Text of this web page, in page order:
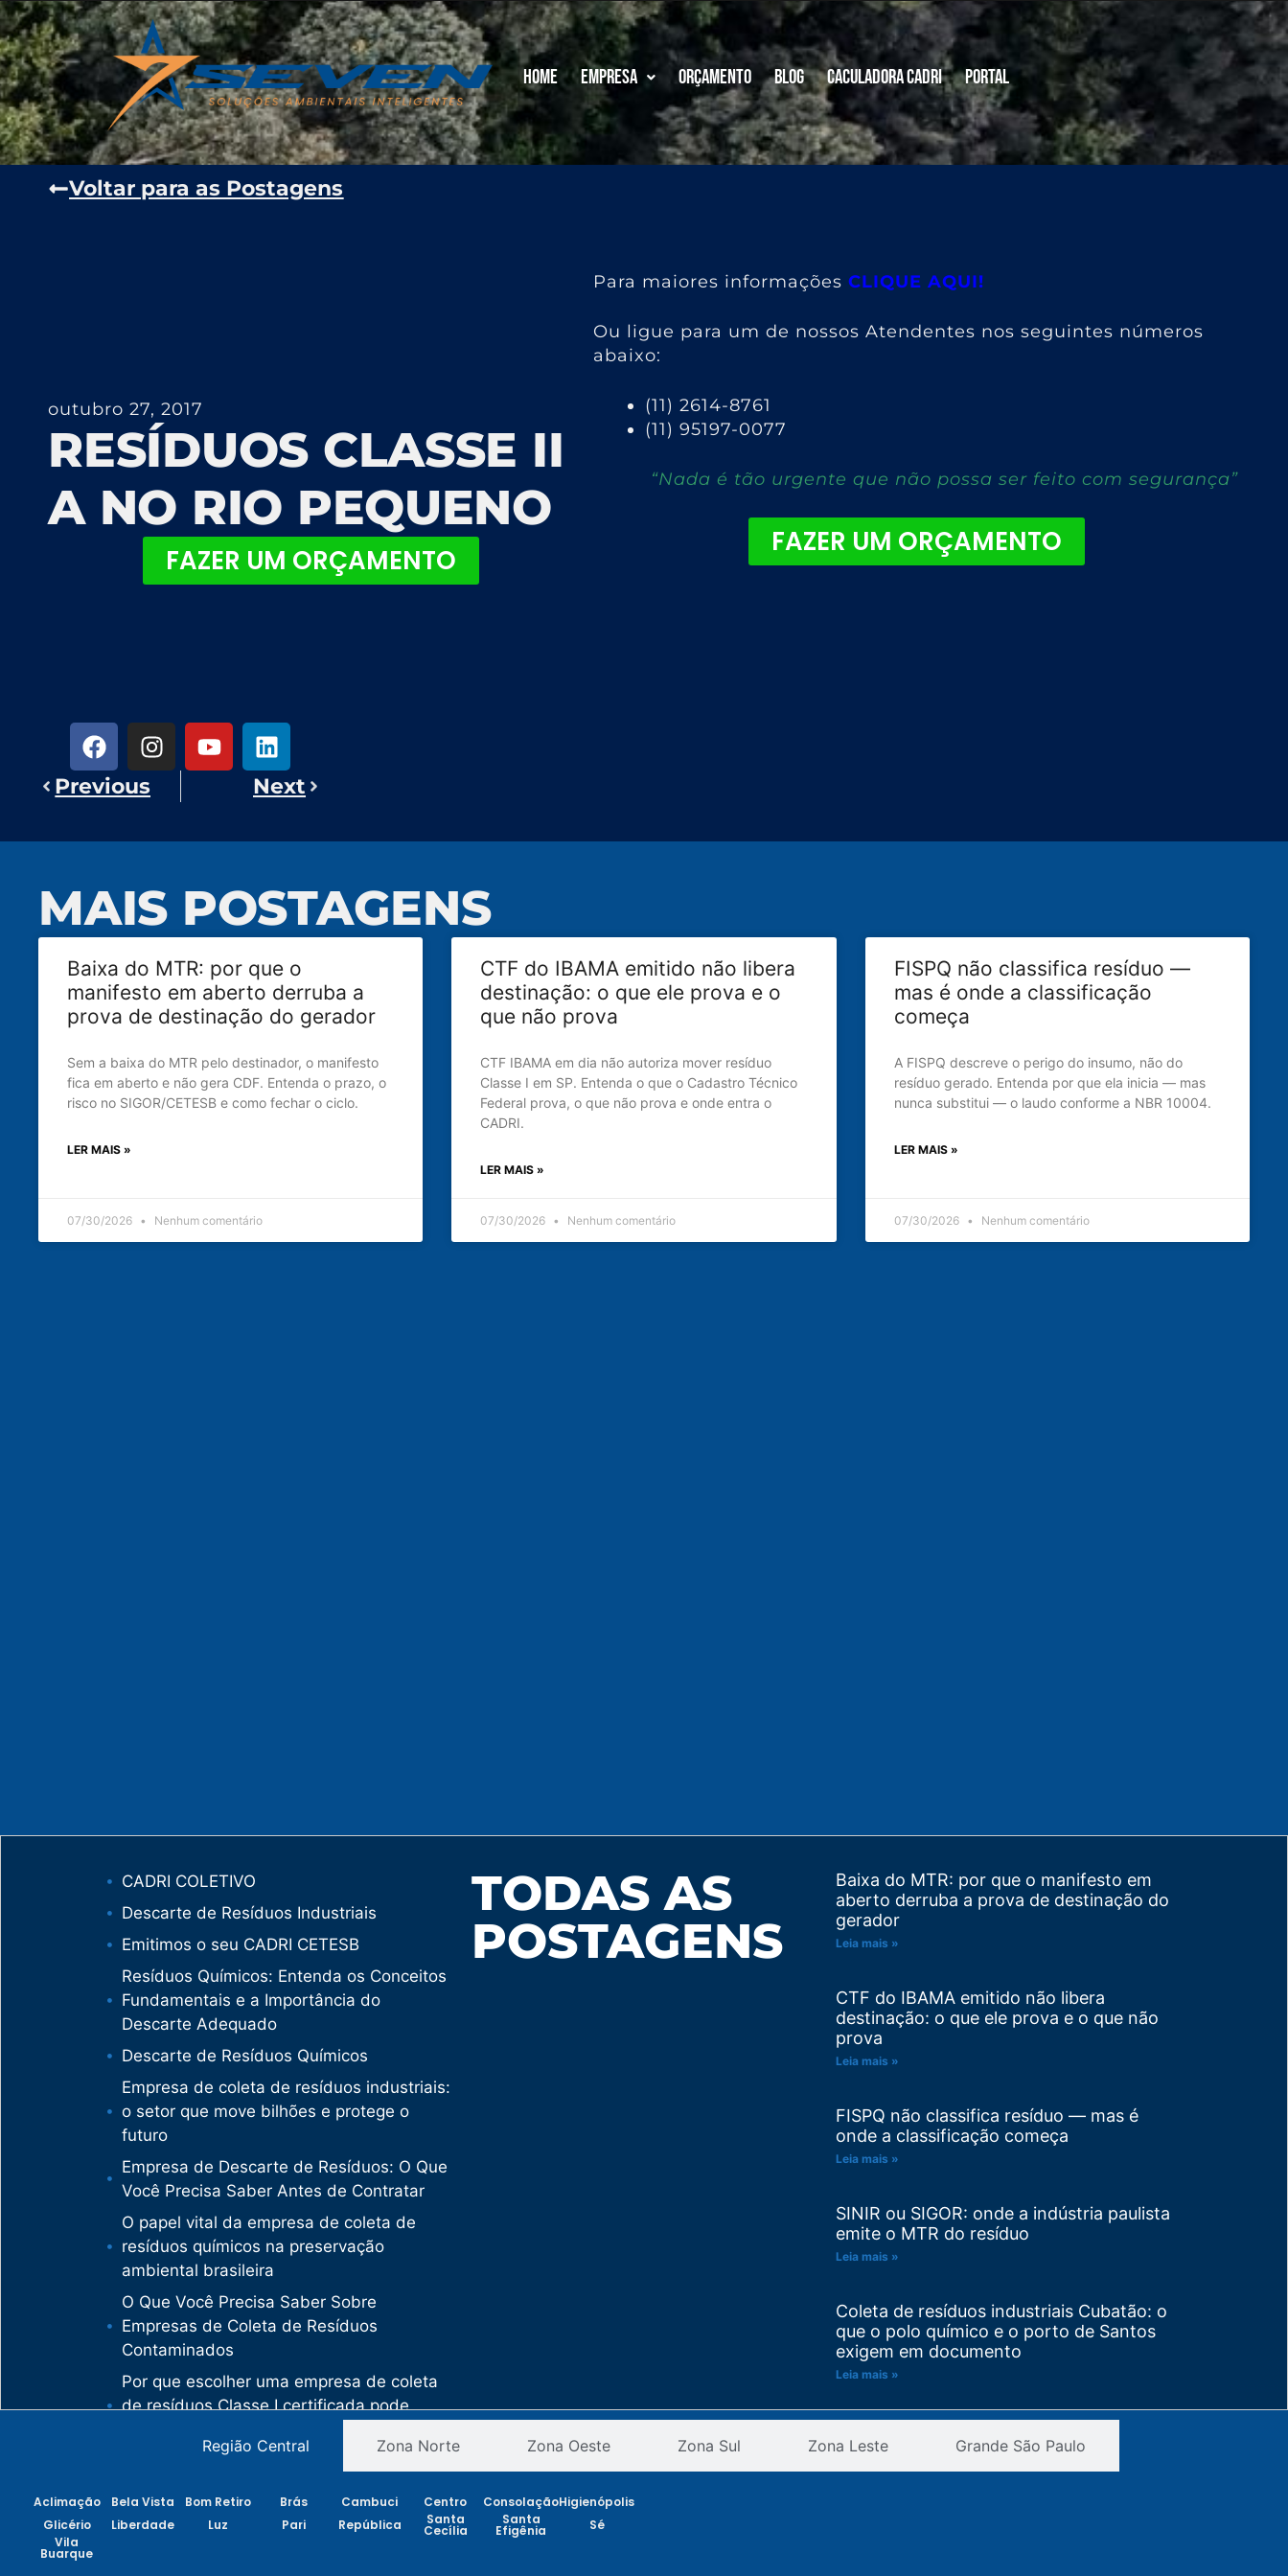
Home Empresa Orçamento Blog Caculadora CADRI Portal
Voltar para as Postagens
outubro 27, 2017
RESÍDUOS CLASSE II
A NO RIO PEQUENO
FAZER UM ORÇAMENTO
Para maiores informações CLIQUE AQUI!
Ou ligue para um de nossos Atendentes nos seguintes números
abaixo:
(11) 2614-8761
(11) 95197-0077
“Nada é tão urgente que não possa ser feito com segurança”
FAZER UM ORÇAMENTO
Previous Next
MAIS POSTAGENS
Baixa do MTR: por que o
manifesto em aberto derruba a
prova de destinação do gerador
Sem a baixa do MTR pelo destinador, o manifesto
fica em aberto e não gera CDF. Entenda o prazo, o
risco no SIGOR/CETESB e como fechar o ciclo.
LER MAIS »
07/30/2026 Nenhum comentário
CTF do IBAMA emitido não libera
destinação: o que ele prova e o
que não prova
CTF IBAMA em dia não autoriza mover resíduo
Classe I em SP. Entenda o que o Cadastro Técnico
Federal prova, o que não prova e onde entra o
CADRI.
LER MAIS »
07/30/2026 Nenhum comentário
FISPQ não classifica resíduo —
mas é onde a classificação
começa
A FISPQ descreve o perigo do insumo, não do
resíduo gerado. Entenda por que ela inicia — mas
nunca substitui — o laudo conforme a NBR 10004.
LER MAIS »
07/30/2026 Nenhum comentário
CADRI COLETIVO
Descarte de Resíduos Industriais
Emitimos o seu CADRI CETESB
Resíduos Químicos: Entenda os Conceitos
Fundamentais e a Importância do
Descarte Adequado
Descarte de Resíduos Químicos
Empresa de coleta de resíduos industriais:
o setor que move bilhões e protege o
futuro
Empresa de Descarte de Resíduos: O Que
Você Precisa Saber Antes de Contratar
O papel vital da empresa de coleta de
resíduos químicos na preservação
ambiental brasileira
O Que Você Precisa Saber Sobre
Empresas de Coleta de Resíduos
Contaminados
Por que escolher uma empresa de coleta
de resíduos Classe I certificada pode
Como uma empresa de descarte de
de crimes ambientais
TODAS AS
POSTAGENS
Baixa do MTR: por que o manifesto em
aberto derruba a prova de destinação do
gerador
Leia mais »
CTF do IBAMA emitido não libera
destinação: o que ele prova e o que não
prova
Leia mais »
FISPQ não classifica resíduo — mas é
onde a classificação começa
Leia mais »
SINIR ou SIGOR: onde a indústria paulista
emite o MTR do resíduo
Leia mais »
Coleta de resíduos industriais Cubatão: o
que o polo químico e o porto de Santos
exigem em documento
Leia mais »
prima ou de processo? Seu plano venceu
antes do prazo
Região Central Zona Norte Zona Oeste Zona Sul Zona Leste Grande São Paulo
Aclimação Bela Vista Bom Retiro Brás Cambuci Centro ConsolaçãoHigienópolis
Glicério
Liberdade Luz Pari República Santa
Cecília
Santa
Efigênia
Sé
Vila
Buarque